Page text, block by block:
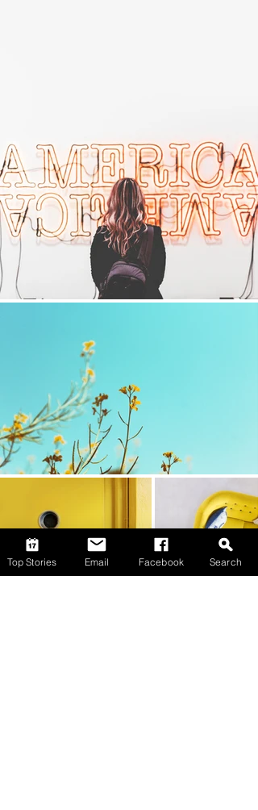
Top Stories Email Facebook Search